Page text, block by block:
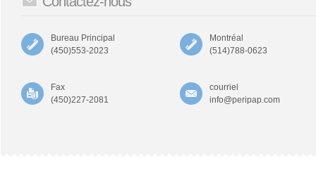
Bureau Principal
(450)553-2023
Montréal
(514)788-0623
Fax
(450)227-2081
courriel
info@peripap.com